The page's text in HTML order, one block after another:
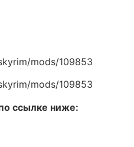
mods/109853
mods/109853
ссылке ниже: